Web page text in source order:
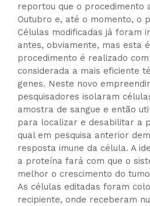
reportou que o procedimento
Outubro e, até o momento, o
Células modificadas já foram
antes, obviamente, mas esta
procedimento é realizado com
considerada a mais eficiente
genes. Neste novo
pesquisadores isolaram
amostra de sangue e então
para localizar e desabilitar a
qual em pesquisa anterior
resposta imune da célula. A
a proteína fará com que o
melhor o crescimento do
As células editadas foram
recipiente, onde receberam